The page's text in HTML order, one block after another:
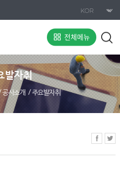
전체메뉴
발자취
공사소개 주요발자취